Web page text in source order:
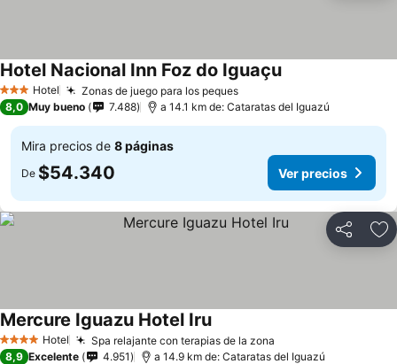
3 Estrellas
Hotel Zonas de juego para los peques
Hotel Nacional Inn Foz do Iguaçu
8,0 Muy bueno 7.488 a 14.1 km de: Cataratas del Iguazú
Mira precios de 8 páginas
De $54.340 Ver precios
Compartir
4 EstrellasHotel Spa relajante con terapias de la zona
Mercure Iguazu Hotel Iru
8,9 Excelente 4.951 a 14.9 km de: Cataratas del Iguazú